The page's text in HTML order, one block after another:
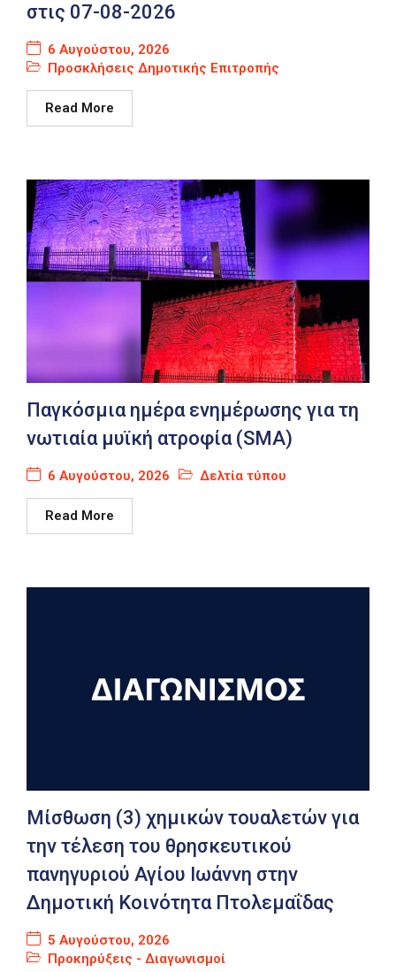
στις 07-08-2026
6 Αυγούστου, 2026
Προσκλήσεις Δημοτικής Επιτροπής
Read More
Παγκόσμια ημέρα ενημέρωσης για τη
νωτιαία μυϊκή ατροφία (SMA)
6 Αυγούστου, 2026 Δελτία τύπου
Read More
Μίσθωση (3) χημικών τουαλετών για
την τέλεση του θρησκευτικού
πανηγυριού Αγίου Ιωάννη στην
Δημοτική Κοινότητα Πτολεμαΐδας
5 Αυγούστου, 2026
Προκηρύξεις - Διαγωνισμοί